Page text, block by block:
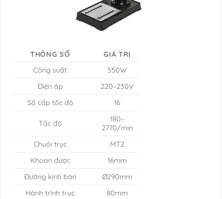
THÔNG SỐ
GIÁ TRỊ
Công suất
550W
Điện áp
220–230V
Số cấp tốc độ
16
Tốc độ
180–
2770/min
Chuôi trục
MT2
Khoan được
16mm
Đường kính bàn
Ø290mm
Hành trình trục
80mm